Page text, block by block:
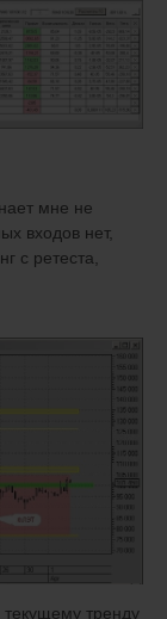
мне не
входов нет,
с ретеста,
тренду